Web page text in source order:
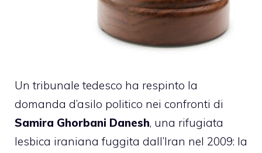
Un tribunale tedesco ha respinto la
domanda d’asilo politico nei confronti di
Samira Ghorbani Danesh, una rifugiata
lesbica iraniana fuggita dall’Iran nel 2009: la